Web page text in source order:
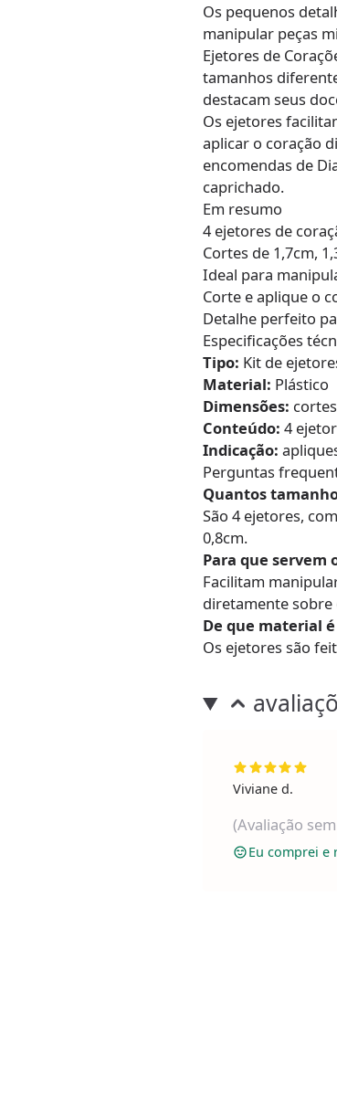
Os pequenos
manipular peças
Ejetores de
tamanhos
destacam seus
Os ejetores
aplicar o coração
encomendas de
caprichado.
Em resumo
4 ejetores de
Cortes de 1,7cm,
Ideal para
Corte e aplique o
Detalhe perfeito
Especificações
Tipo: Kit de
Material: Plástico
Dimensões:
Conteúdo: 4
Indicação:
Perguntas
Quantos
São 4 ejetores,
0,8cm.
Para que servem
Facilitam
diretamente sobre
De que material
Os ejetores são
Viviane d.
(Avaliação
Eu comprei e